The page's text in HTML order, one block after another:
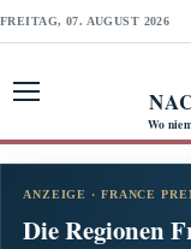
FREITAG, 07. AUGUST 2026
Wo
ANZEIGE · FRANCE
Die Regionen